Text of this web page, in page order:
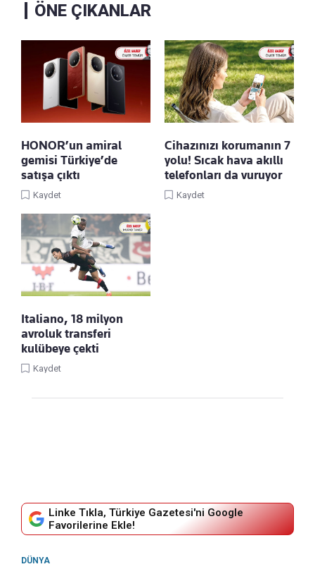
ÖNE ÇIKANLAR
HONOR’un amiral
gemisi Türkiye’de
satışa çıktı
Kaydet
Cihazınızı korumanın 7
yolu! Sıcak hava akıllı
telefonları da vuruyor
Kaydet
Italiano, 18 milyon
avroluk transferi
kulübeye çekti
Kaydet
Linke Tıkla, Türkiye Gazetesi'ni Google
Favorilerine Ekle!
DÜNYA